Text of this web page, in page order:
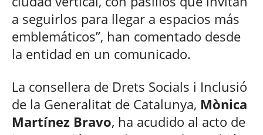
a seguirlos para llegar a espacios más
emblemáticos”, han comentado desde
la entidad en un comunicado.
La consellera de Drets Socials i Inclusió
de la Generalitat de Catalunya, Mònica
Martínez Bravo, ha acudido al acto de